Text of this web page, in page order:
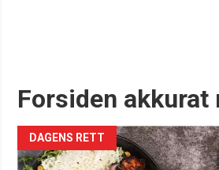
Forsiden akkurat
DAGENS RETT